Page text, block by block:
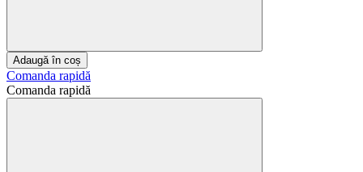
Adaugă în coș
Comanda rapidă
Comanda rapidă